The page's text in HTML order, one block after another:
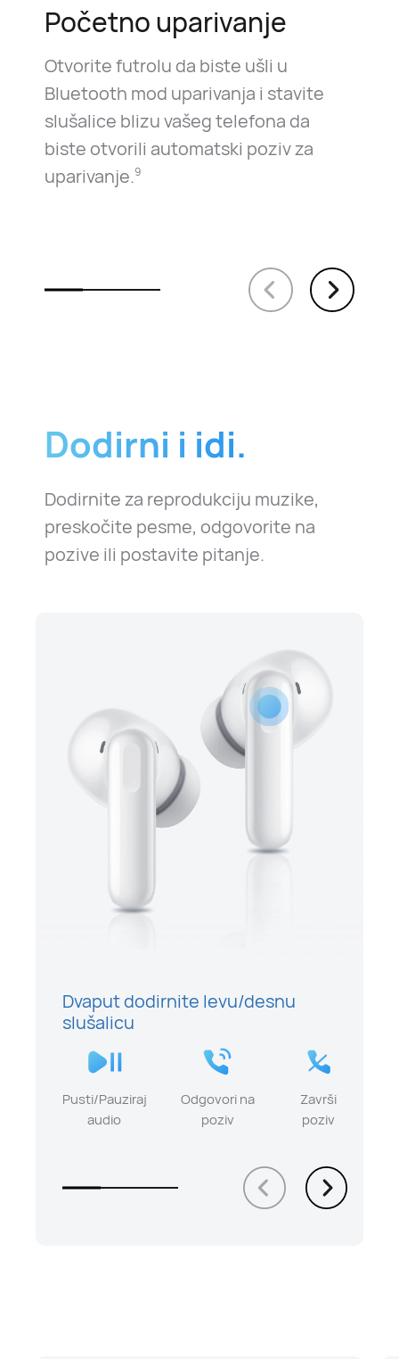
Početno uparivanje
Otvorite futrolu da biste ušli u
Bluetooth mod uparivanja i stavite
slušalice blizu vašeg telefona da
biste otvorili automatski poziv za
uparivanje.9
Dodirni i idi.
Dodirnite za reprodukciju muzike,
preskočite pesme, odgovorite na
pozive ili postavite pitanje.
Dvaput dodirnite levu/desnu
slušalicu
Pusti/Pauziraj
audio
Odgovori na
poziv
Završi
poziv